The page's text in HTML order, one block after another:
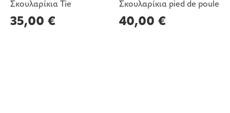
Σκουλαρίκια Tie
35,00 €
Σκουλαρίκια pied de poule
40,00 €